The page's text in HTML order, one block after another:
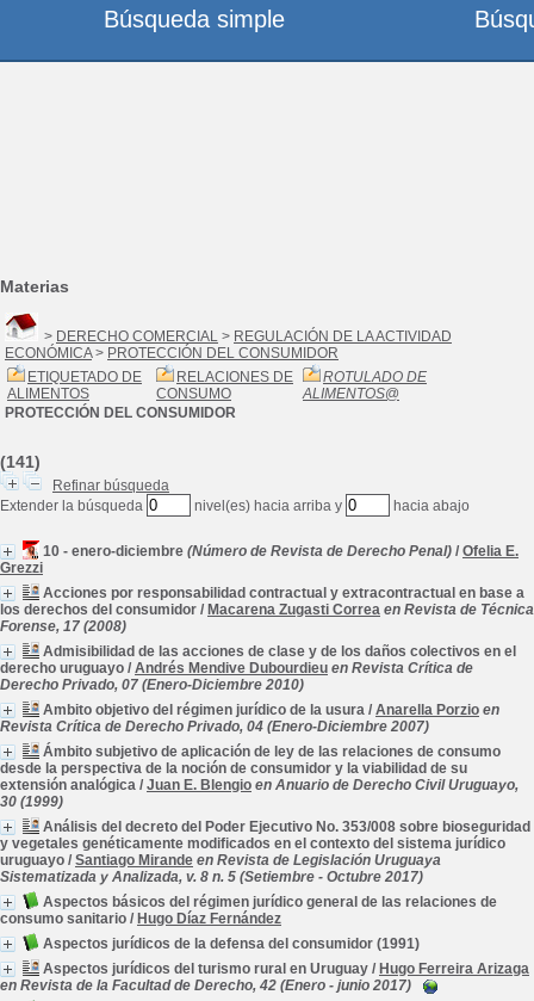
Materias
> DERECHO COMERCIAL > REGULACIÓN DE LA ACTIVIDAD
ECONÓMICA> PROTECCIÓN DEL CONSUMIDOR
ETIQUETADO DE
ALIMENTOS
RELACIONES DE
CONSUMO
ROTULADO DE
ALIMENTOS@
PROTECCIÓN DEL CONSUMIDOR
(141)
Refinar búsqueda
Extender la búsqueda
nivel(es) hacia arriba y hacia abajo
10 - enero-diciembre (Número de Revista de Derecho Penal) / Ofelia E.
Grezzi
Acciones por responsabilidad contractual y extracontractual en base a
los derechos del consumidor / Macarena Zugasti Correa en Revista de Técnica
Forense, 17 (2008)
Admisibilidad de las acciones de clase y de los daños colectivos en el
derecho uruguayo / Andrés Mendive Dubourdieu en Revista Crítica de
Derecho Privado, 07 (Enero-Diciembre 2010)
Ambito objetivo del régimen jurídico de la usura / Anarella Porzio en
Revista Crítica de Derecho Privado, 04 (Enero-Diciembre 2007)
Ámbito subjetivo de aplicación de ley de las relaciones de consumo
desde la perspectiva de la noción de consumidor y la viabilidad de su
extensión analógica / Juan E. Blengio en Anuario de Derecho Civil Uruguayo,
30 (1999)
Análisis del decreto del Poder Ejecutivo No. 353/008 sobre bioseguridad
y vegetales genéticamente modificados en el contexto del sistema jurídico
uruguayo / Santiago Mirande en Revista de Legislación Uruguaya
Sistematizada y Analizada, v. 8 n. 5 (Setiembre - Octubre 2017)
Aspectos básicos del régimen jurídico general de las relaciones de
consumo sanitario / Hugo Díaz Fernández
Aspectos jurídicos de la defensa del consumidor (1991)
Aspectos jurídicos del turismo rural en Uruguay / Hugo Ferreira Arizaga
en Revista de la Facultad de Derecho, 42 (Enero - junio 2017)
Búsqueda simple